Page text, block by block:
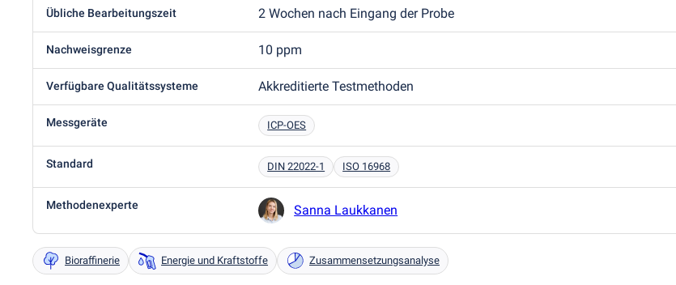
Übliche Bearbeitungszeit 2 Wochen nach Eingang der Probe
Nachweisgrenze 10 ppm
Verfügbare Qualitätssysteme Akkreditierte Testmethoden
Messgeräte ICP-OES
Standard DIN 22022-1 ISO 16968
Methodenexperte Sanna Laukkanen
Bioraffinerie Energie und Kraftstoffe Zusammensetzungsanalyse